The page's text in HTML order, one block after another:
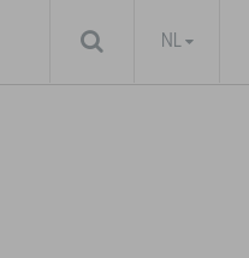
NL